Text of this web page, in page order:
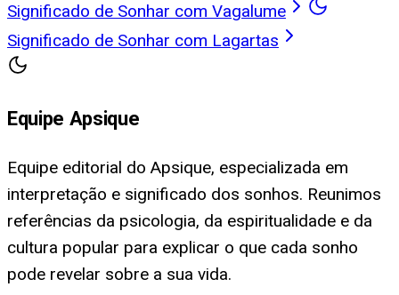
Significado de Sonhar com Vagalume
Significado de Sonhar com Lagartas
Equipe Apsique
Equipe editorial do Apsique, especializada em
interpretação e significado dos sonhos. Reunimos
referências da psicologia, da espiritualidade e da
cultura popular para explicar o que cada sonho
pode revelar sobre a sua vida.